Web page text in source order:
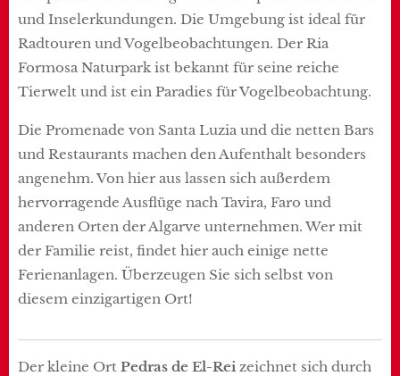
und Inselerkundungen. Die Umgebung ist ideal für
Radtouren und Vogelbeobachtungen. Der Ria
Formosa Naturpark ist bekannt für seine reiche
Tierwelt und ist ein Paradies für Vogelbeobachtung.
Die Promenade von Santa Luzia und die netten Bars
und Restaurants machen den Aufenthalt besonders
angenehm. Von hier aus lassen sich außerdem
hervorragende Ausflüge nach Tavira, Faro und
anderen Orten der Algarve unternehmen. Wer mit
der Familie reist, findet hier auch einige nette
Ferienanlagen. Überzeugen Sie sich selbst von
diesem einzigartigen Ort!
Der kleine Ort Pedras de El-Rei zeichnet sich durch